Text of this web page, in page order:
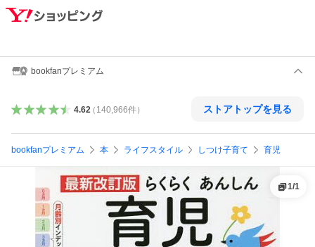
bookfanプレミアム
4.62（ 140,966件） ストアトップを見る
bookfanプレミアム 本 ライフスタイル しつけ子育て 育児
1/1